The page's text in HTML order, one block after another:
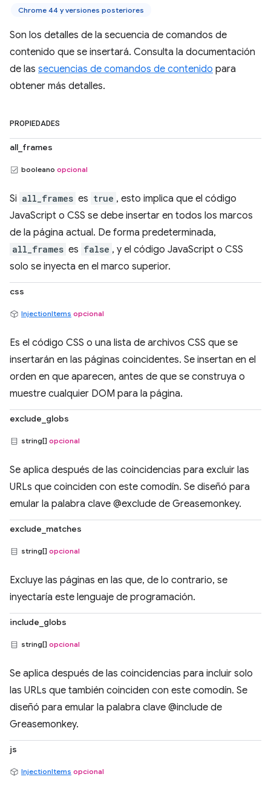
Chrome 44 y versiones posteriores
Son los detalles de la secuencia de comandos de
contenido que se insertará. Consulta la documentación
de las secuencias de comandos de contenido para
obtener más detalles.
PROPIEDADES
all_frames
booleano opcional
Si all_frames es true , esto implica que el código
JavaScript o CSS se debe insertar en todos los marcos
de la página actual. De forma predeterminada,
all_frames es false , y el código JavaScript o CSS
solo se inyecta en el marco superior.
css
InjectionItems opcional
Es el código CSS o una lista de archivos CSS que se
insertarán en las páginas coincidentes. Se insertan en el
orden en que aparecen, antes de que se construya o
muestre cualquier DOM para la página.
exclude_globs
string[] opcional
Se aplica después de las coincidencias para excluir las
URLs que coinciden con este comodín. Se diseñó para
emular la palabra clave @exclude de Greasemonkey.
exclude_matches
string[] opcional
Excluye las páginas en las que, de lo contrario, se
inyectaría este lenguaje de programación.
include_globs
string[] opcional
Se aplica después de las coincidencias para incluir solo
las URLs que también coinciden con este comodín. Se
diseñó para emular la palabra clave @include de
Greasemonkey.
js
InjectionItems opcional